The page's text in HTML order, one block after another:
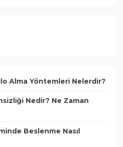
Alma Yöntemleri Nelerdir?
Nedir? Ne Zaman
Beslenme Nasıl